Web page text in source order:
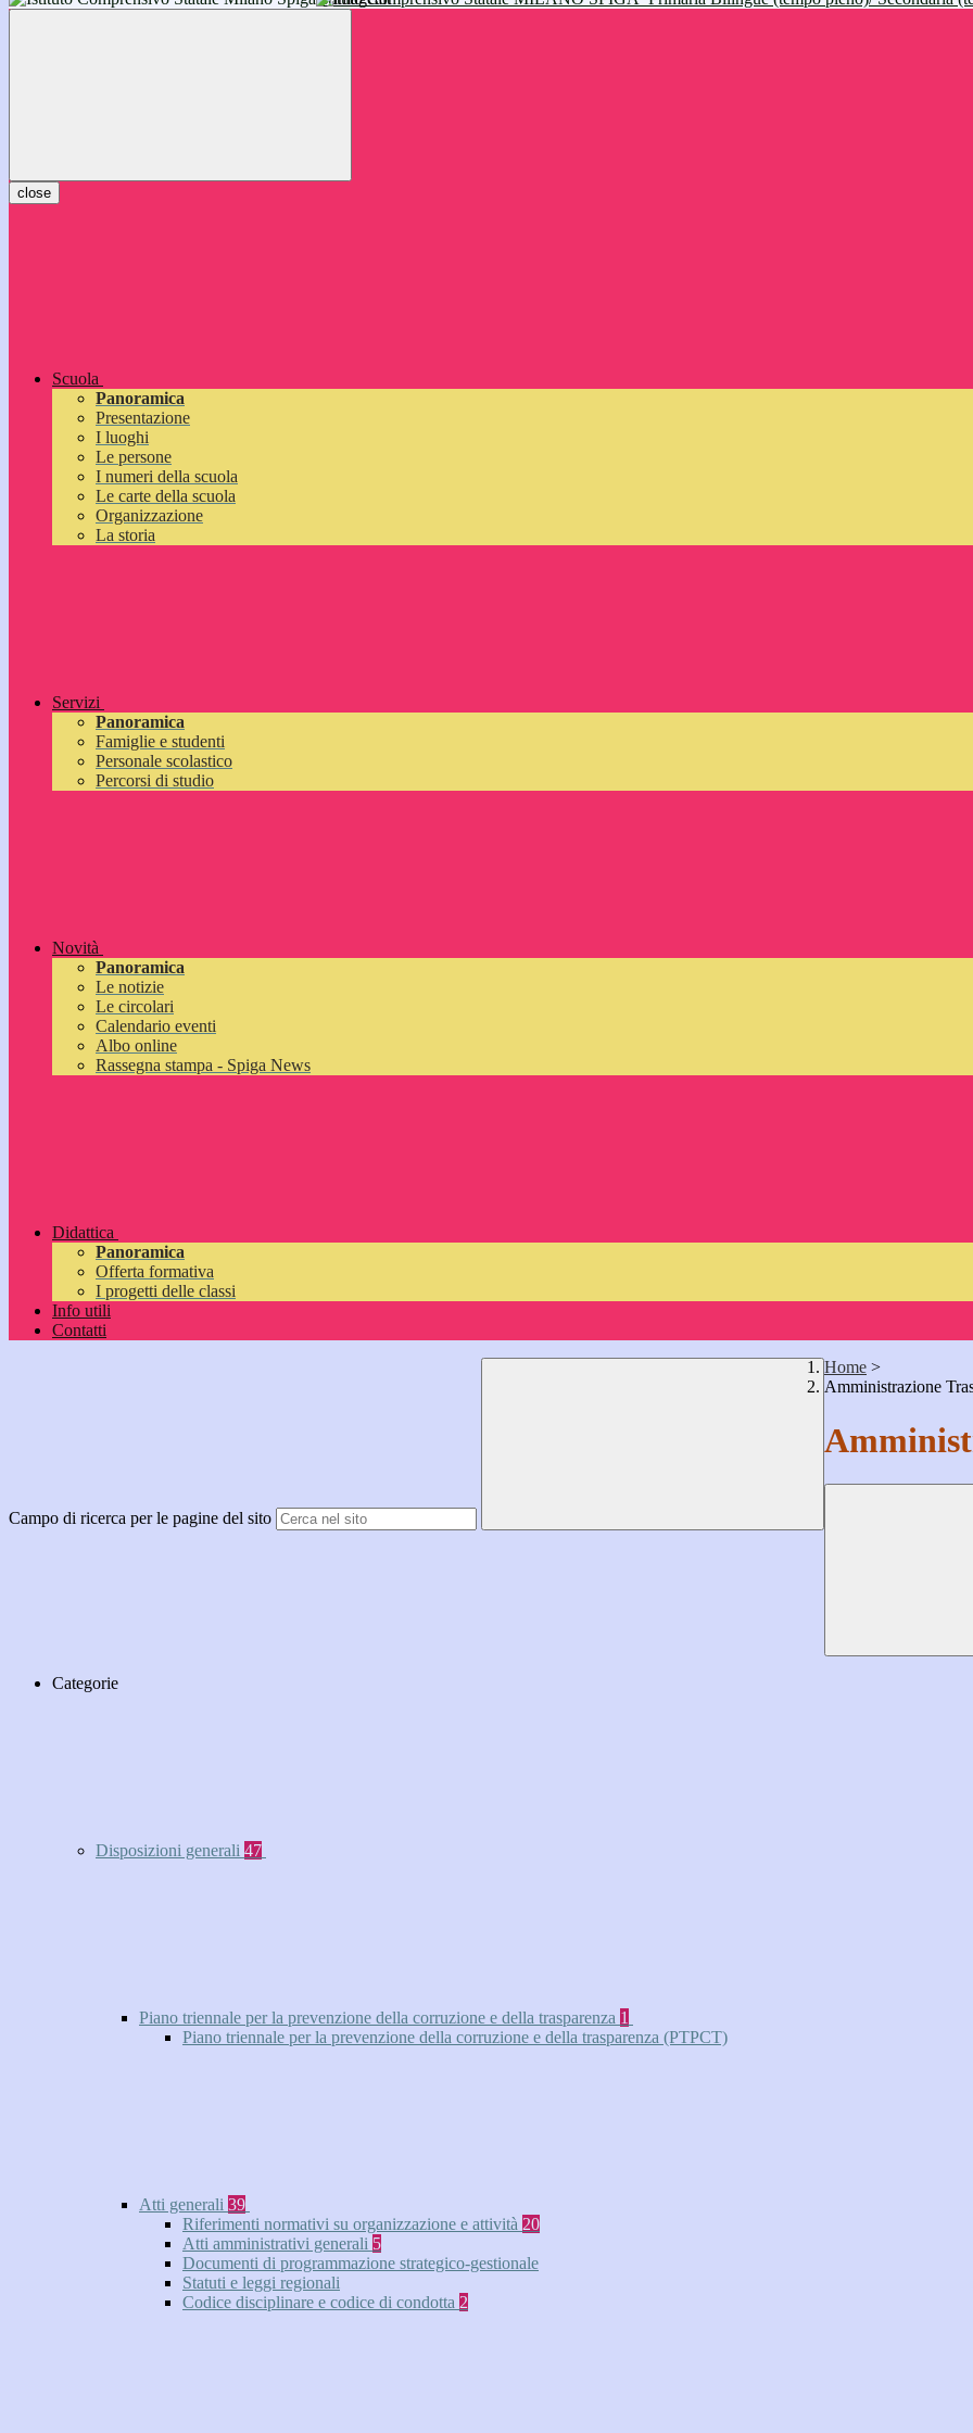
inizieranno il 14 settembre 2026: vi aspettiamo!
close
Scuola
Panoramica
Presentazione
I luoghi
Le persone
I numeri della scuola
Le carte della scuola
Organizzazione
La storia
Servizi
Panoramica
Famiglie e studenti
Personale scolastico
Percorsi di studio
Novità
Panoramica
Le notizie
Le circolari
Calendario eventi
Albo online
Rassegna stampa - Spiga News
Didattica
Panoramica
Offerta formativa
I progetti delle classi
Info utili
Contatti
Campo di ricerca per le pagine del sito
Home >
Amministrazione
Categorie
Disposizioni generali 47
Piano triennale per la prevenzione della corruzione e della trasparenza 1
Piano triennale per la prevenzione della corruzione e della trasparenza (PTPCT)
Atti generali 39
Riferimenti normativi su organizzazione e attività 20
Atti amministrativi generali 5
Documenti di programmazione strategico-gestionale
Statuti e leggi regionali
Codice disciplinare e codice di condotta 2